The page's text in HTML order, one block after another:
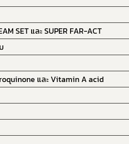
SET และ SUPER FAR-ACT
และ Vitamin A acid